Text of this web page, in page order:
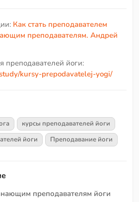
Как стать преподавателем
преподавателям. Андрей
преподавателей йоги:
kursy-prepodavatelej-yogi/
курсы преподавателей йоги
йоги
Преподавание йоги
преподавателям йоги